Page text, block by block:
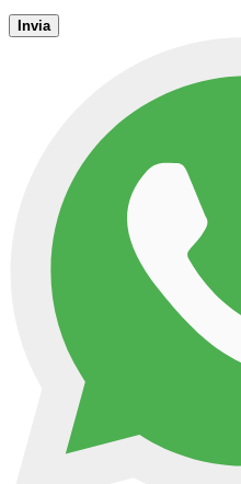
Invia